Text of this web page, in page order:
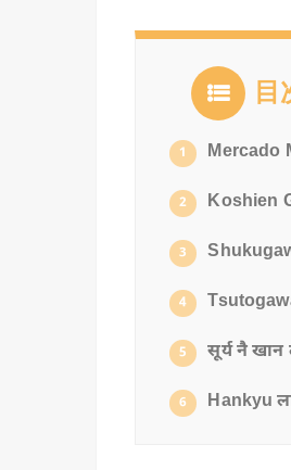
目
1 Mercado
2 Koshien
3
4
5 सूर्य नै खान
6 Hankyu